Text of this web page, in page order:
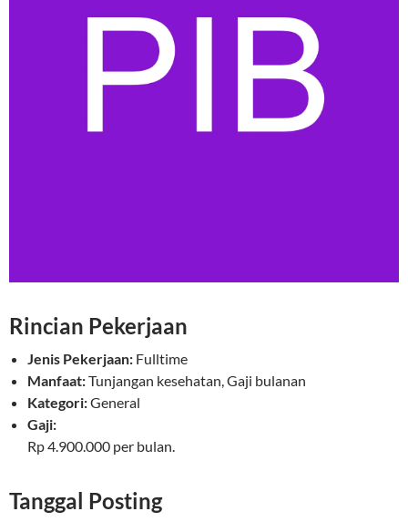
Rincian Pekerjaan
Jenis Pekerjaan: Fulltime
Manfaat:Tunjangan kesehatan, Gaji bulanan
Kategori:General
Gaji:
Rp 4.900.000 per bulan.
Tanggal Posting